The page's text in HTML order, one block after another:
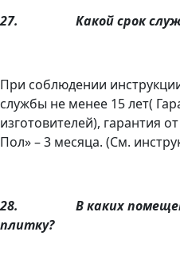
27. Какой срок
При соблюдении
службы не менее 15 лет(
изготовителей), гарантия
Пол» – 3 месяца. (См.
28. В каких
плитку?